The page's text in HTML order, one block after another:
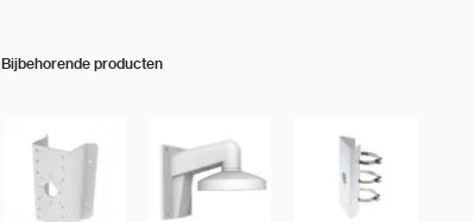
Bijbehorende producten